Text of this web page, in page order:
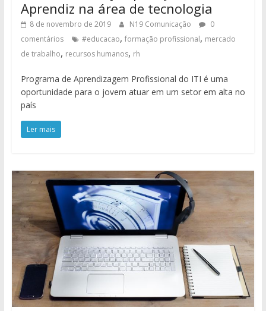
Aprendiz na área de tecnologia
8 de novembro de 2019 N19 Comunicação
0
comentários
#educacao, formação profissional, mercado
de trabalho, recursos humanos, rh
Programa de Aprendizagem Profissional do ITI é uma
oportunidade para o jovem atuar em um setor em alta no
país
Ler mais